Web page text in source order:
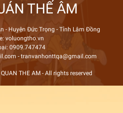
THẾ ÂM
- Huyện Đức Trọng - Tỉnh Lâm Đồng
voluongtho.vn
0909.747474
- tranvanhonttqa@gmail.com
THE AM - All rights reserved